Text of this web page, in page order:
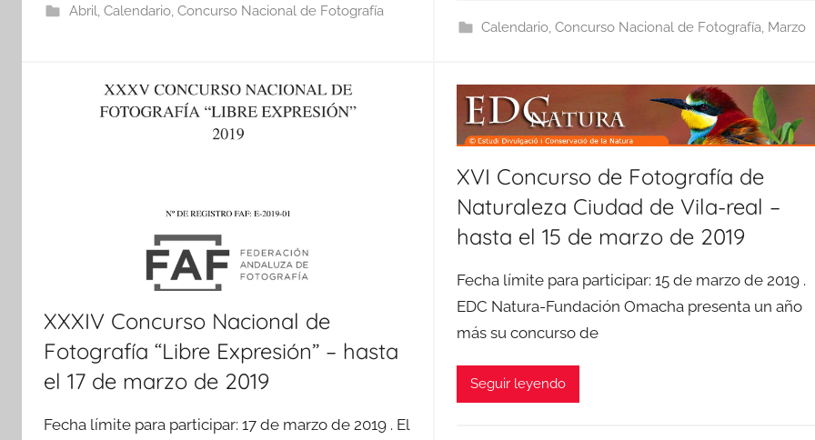
Abril, Calendario, Concurso Nacional de Fotografía
Calendario ,Concurso Nacional de Fotografía Marzo
XXXIV Concurso Nacional de
Fotografía “Libre Expresión” – hasta
el 17 de marzo de 2019
Fecha límite para participar: 17 de marzo de 2019 . El
XVI Concurso de Fotografía de
Naturaleza Ciudad de Vila-real –
hasta el 15 de marzo de 2019
Fecha límite para participar: 15 de marzo de 2019 .
EDC Natura-Fundación Omacha presenta un año
más su concurso de
Seguir leyendo